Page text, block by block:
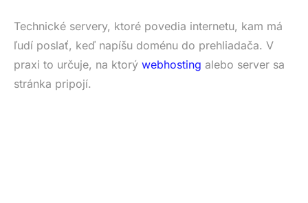
Technické servery, ktoré povedia internetu, kam má
ľudí poslať, keď napíšu doménu do prehliadača. V
praxi to určuje, na ktorý webhosting alebo server sa
stránka pripojí.